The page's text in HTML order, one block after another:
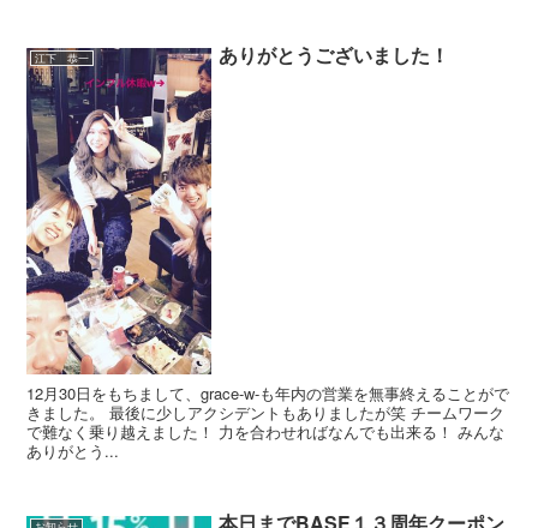
江下 恭一 ありがとうございました！
12月30日をもちまして、grace-w-も年内の営業を無事終えることがで
きました。 最後に少しアクシデントもありましたが笑 チームワーク
で難なく乗り越えました！ 力を合わせればなんでも出来る！ みんな
ありがとう...
本日までBASE１３周年クーポン